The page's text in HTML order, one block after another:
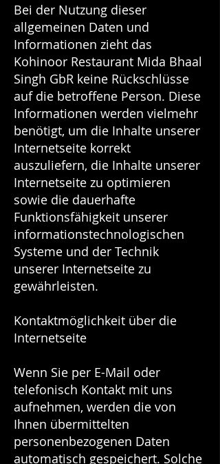
Bei der Nutzung dieser
allgemeinen Daten und
Informationen zieht das
Kohinoor Restaurant Mida Bhaal
Singh GbR keine Rückschlüsse
auf die betroffene Person. Diese
Informationen werden vielmehr
benötigt, um die Inhalte unserer
Internetseite korrekt
auszuliefern, die Inhalte unserer
Internetseite zu optimieren
sowie die dauerhafte
Funktionsfähigkeit unserer
informationstechnologischen
Systeme und der Technik
unserer Internetseite zu
gewährleisten.
Kontaktmöglichkeit über die
Internetseite
Wenn Sie per E-Mail oder
telefonisch Kontakt mit uns
aufnehmen, werden die von
Ihnen übermittelten
personenbezogenen Daten
automatisch gespeichert. Solche